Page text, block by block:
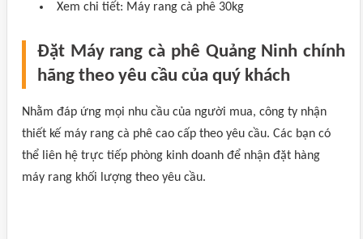
Xem chi tiết: Máy rang cà phê 30kg
Đặt Máy rang cà phê Quảng Ninh chính
hãng theo yêu cầu của quý khách
Nhằm đáp ứng mọi nhu cầu của người mua, công ty nhận
thiết kế máy rang cà phê cao cấp theo yêu cầu. Các bạn có
thể liên hệ trực tiếp phòng kinh doanh để nhận đặt hàng
máy rang khối lượng theo yêu cầu.